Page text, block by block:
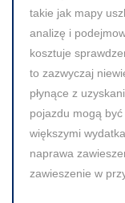
takie jak mapy
analizę i
kosztuje
to zazwyczaj
płynące z
pojazdu mogą
większymi
naprawa
zawieszenie w